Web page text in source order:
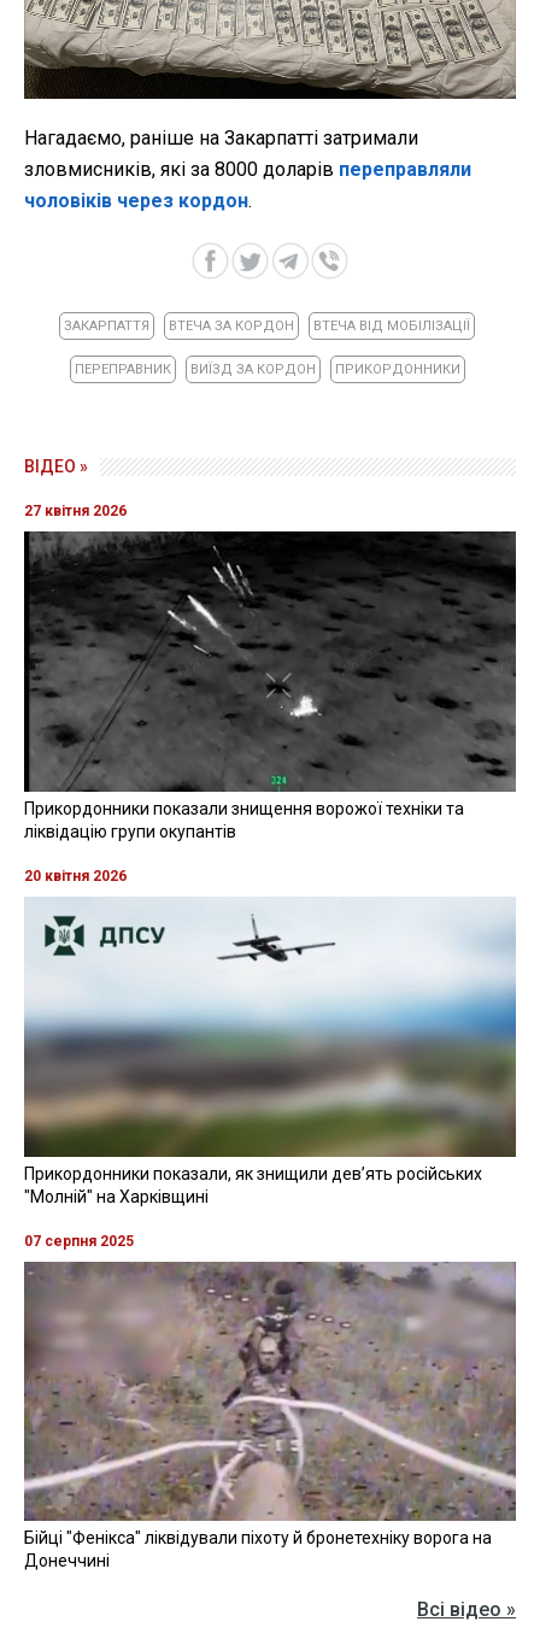
Нагадаємо, раніше на Закарпатті затримали
зловмисників, які за 8000 доларів переправляли
чоловіків через кордон.
ЗАКАРПАТТЯ ВТЕЧА ЗА КОРДОН ВТЕЧА ВІД МОБІЛІЗАЦІЇ
ПЕРЕПРАВНИК ВИЇЗД ЗА КОРДОН ПРИКОРДОННИКИ
ВІДЕО »
27 квітня 2026
Прикордонники показали знищення ворожої техніки та
ліквідацію групи окупантів
20 квітня 2026
Прикордонники показали, як знищили девʼять російських
"Молній" на Харківщині
07 серпня 2025
Бійці "Фенікса" ліквідували піхоту й бронетехніку ворога на
Донеччині
Всі відео »